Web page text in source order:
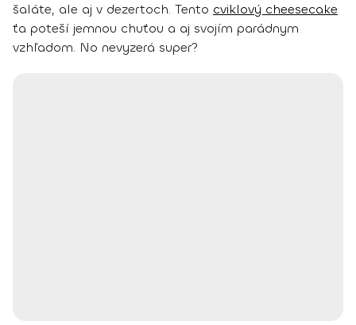
šaláte, ale aj v dezertoch. Tento cviklový cheesecake
ťa poteší jemnou chuťou a aj svojím parádnym
vzhľadom. No nevyzerá super?